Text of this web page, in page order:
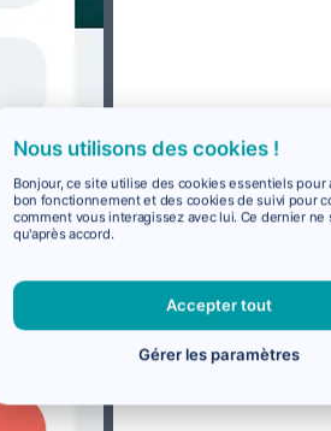
Nous utilisons des cookies !
Bonjour, ce site utilise des cookies essentiels pour
bon fonctionnement et des cookies de suivi pour
comment vous interagissez avec lui. Ce dernier ne
qu'après accord.
Accepter tout
Gérer les paramètres